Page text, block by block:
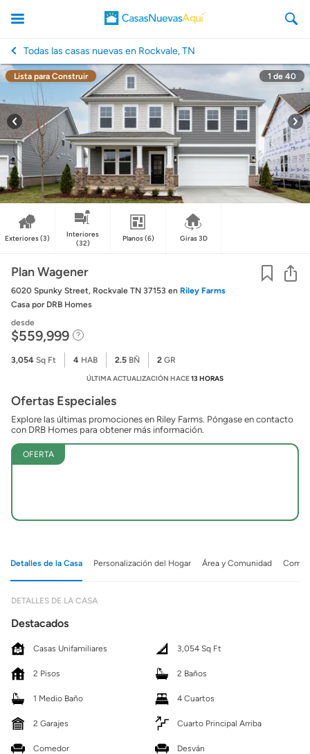
CasasNuevasAqui
Todas las casas nuevas en Rockvale, TN
Lista para Construir 1 de 40
Exteriores(3)
Interiores
(32)
Planos(6) Giras 3D
Plan Wagener
6020 Spunky Street, Rockvale TN 37153 en Riley Farms
Casa por DRB Homes
desde
$559,999
3,054 Sq Ft 4 HAB 2.5 BÑ 2 GR
ÚLTIMA ACTUALIZACIÓN HACE13 HORAS
Ofertas Especiales
Explore las últimas promociones en Riley Farms. Póngase en contacto
con DRB Homes para obtener más información.
OFERTA
Detalles de la Casa Personalización del Hogar Área y Comunidad
DETALLES DE LA CASA
Destacados
Casas Unifamiliares 3,054 Sq Ft
2 Pisos 2 Baños
1 Medio Baño 4 Cuartos
2 Garajes Cuarto Principal Arriba
Comedor Desván